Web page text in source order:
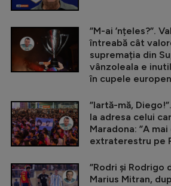
”M-ai ’nțeles?”.
întreabă cât
supremația din
vânzoleala e
în cupele
”Iartă-mă,
la adresa celui
Maradona: ”A
extraterestru pe
”Rodri și Rodrigo
Marius Mitran,